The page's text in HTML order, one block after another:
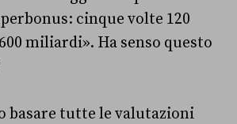
cinque volte 120
miliardi». Ha senso questo
basare tutte le valutazioni